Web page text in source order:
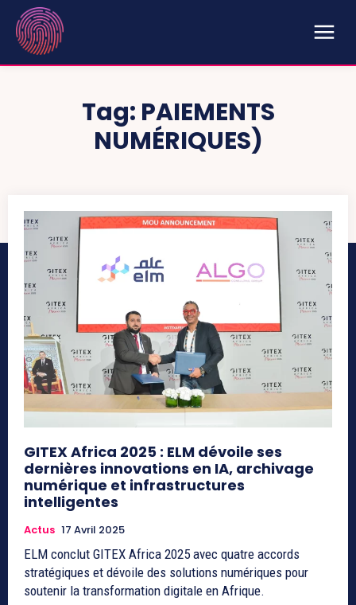
Tag: PAIEMENTS
NUMÉRIQUES)
GITEX Africa 2025 : ELM dévoile ses
dernières innovations en IA, archivage
numérique et infrastructures
intelligentes
Actus 17 Avril 2025
ELM conclut GITEX Africa 2025 avec quatre accords
stratégiques et dévoile des solutions numériques pour
soutenir la transformation digitale en Afrique.